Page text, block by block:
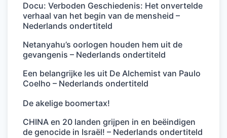
Docu: Verboden Geschiedenis: Het onvertelde
verhaal van het begin van de mensheid –
Nederlands ondertiteld
Netanyahu’s oorlogen houden hem uit de
gevangenis – Nederlands ondertiteld
Een belangrijke les uit De Alchemist van Paulo
Coelho – Nederlands ondertiteld
De akelige boomertax!
CHINA en 20 landen grijpen in en beëindigen
de genocide in Israël! – Nederlands ondertiteld